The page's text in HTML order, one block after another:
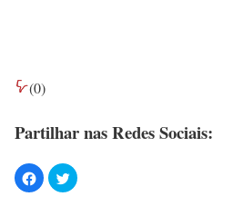
(0)
Partilhar nas Redes Sociais: